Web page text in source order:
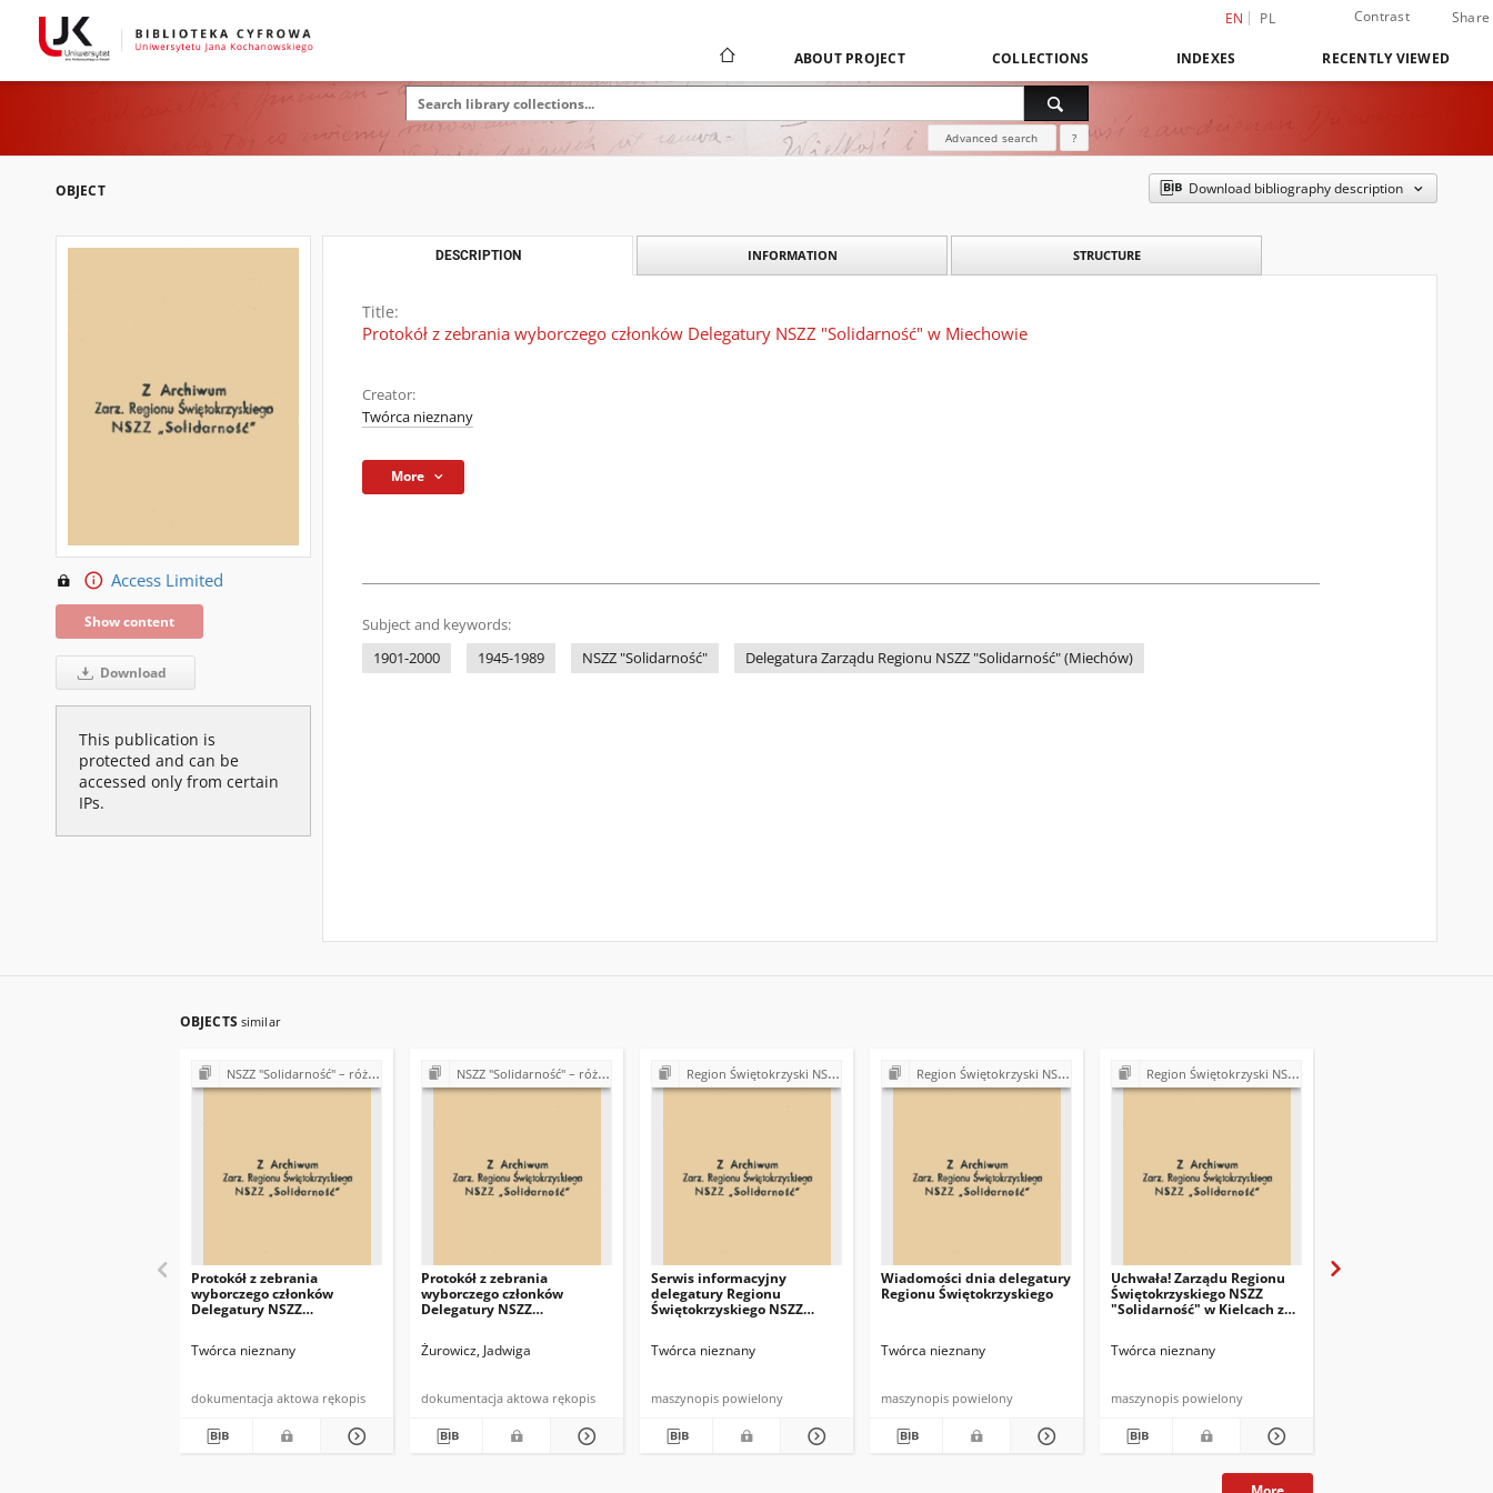
EN PL Contrast Share
ABOUT PROJECT COLLECTIONS INDEXES RECENTLY VIEWED
Advanced search ?
OBJECT Download bibliography description
Access Limited
Show content
Download
This publication is
protected and can be
accessed only from certain
IPs.
DESCRIPTION INFORMATION STRUCTURE
Title:
Protokół z zebrania wyborczego członków Delegatury NSZZ "Solidarność" w Miechowie
Creator:
Twórca nieznany
More
Subject and keywords:
1901-2000
1945-1989 NSZZ "Solidarność" Delegatura Zarządu Regionu NSZZ "Solidarność" (Miechów)
OBJECTS similar
NSZZ "Solidarność" – różne Koła, Komisje i Delegatury w Regionie Świętokrzyskim (1989-1990)
Protokół z zebrania
wyborczego członków
Delegatury NSZZ
Twórca nieznany
dokumentacja aktowa rękopis
NSZZ "Solidarność" – różne Koła, Komisje i Delegatury w Regionie Świętokrzyskim (1989-1990)
Protokół z zebrania
wyborczego członków
Delegatury NSZZ
Żurowicz, Jadwiga
dokumentacja aktowa rękopis
Region Świętokrzyski NSZZ "Solidarność". Delegatura Starachowice
Serwis informacyjny
delegatury Regionu
Świętokrzyskiego NSZZ
Twórca nieznany
maszynopis powielony
Region Świętokrzyski NSZZ "Solidarność". Delegatura Starachowice
Wiadomości dnia delegatury
Regionu Świętokrzyskiego
Twórca nieznany
maszynopis powielony
Region Świętokrzyski NSZZ "Solidarność". Delegatura Starachowice
Uchwała! Zarządu Regionu
Świętokrzyskiego NSZZ
"Solidarność" w Kielcach z
Twórca nieznany
maszynopis powielony